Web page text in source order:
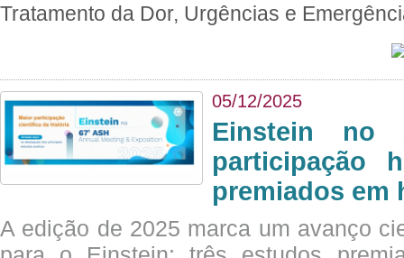
Tratamento da Dor, Urgências e
05/12/2025
Einstein no
participação
premiados em
A edição de 2025 marca um avanço